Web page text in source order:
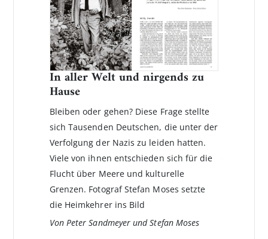
In aller Welt und nirgends zu
Hause
Bleiben oder gehen? Diese Frage stellte
sich Tausenden Deutschen, die unter der
Verfolgung der Nazis zu leiden hatten.
Viele von ihnen entschieden sich für die
Flucht über Meere und kulturelle
Grenzen. Fotograf Stefan Moses setzte
die Heimkehrer ins Bild
Von Peter Sandmeyer und Stefan Moses